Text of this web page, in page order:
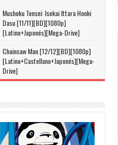
Mushoku Tensei: Isekai Ittara Honki
Dasu [11/11][BD][1080p]
[Latino+Japonés][Mega-Drive]
Chainsaw Man [12/12][BD][1080p]
[Latino+Castellano+Japonés][Mega-
Drive]